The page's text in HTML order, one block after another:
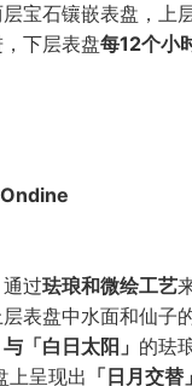
层宝石镶嵌表盘，上
下层表盘每12个小
过珐琅和微绘工艺
表盘中水面和仙子
「白日太阳」 的珐
上呈现出 「日月交替」